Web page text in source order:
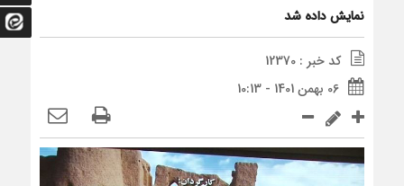
نمایش داده شد
کد خبر : 12370
06 بهمن 1401 - 10:13